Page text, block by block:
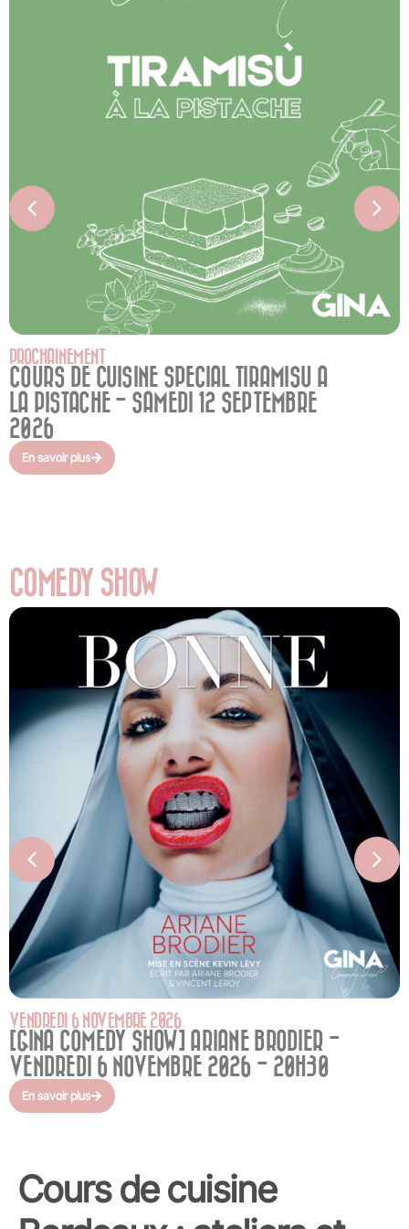
PROCHAINEMENT
COURS DE CUISINE SPECIAL TIRAMISU A
LA PISTACHE - SAMEDI 12 SEPTEMBRE
2026
En savoir plus
COMEDY SHOW
VENDREDI 6 NOVEMBRE 2026
[GINA COMEDY SHOW] ARIANE BRODIER -
VENDREDI 6 NOVEMBRE 2026 - 20H30
En savoir plus
Cours de cuisine